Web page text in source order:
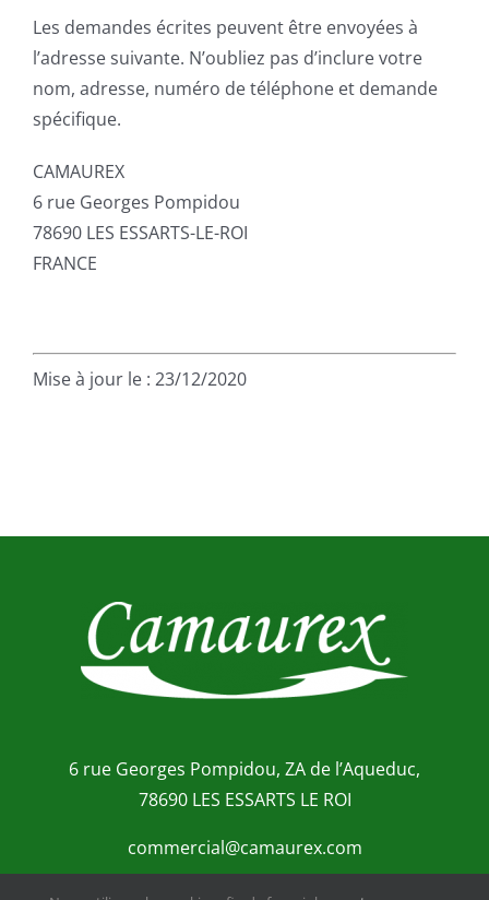
Les demandes écrites peuvent être envoyées à
l’adresse suivante. N’oubliez pas d’inclure votre
nom, adresse, numéro de téléphone et demande
spécifique.
CAMAUREX
6 rue Georges Pompidou
78690 LES ESSARTS-LE-ROI
FRANCE
Mise à jour le : 23/12/2020
6 rue Georges Pompidou, ZA de l’Aqueduc,
78690 LES ESSARTS LE ROI
commercial@camaurex.com